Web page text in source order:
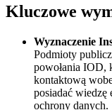
Kluczowe
Wyznaczenie
Podmioty
powołania IOD,
kontaktową
posiadać wiedzę
ochrony danych.